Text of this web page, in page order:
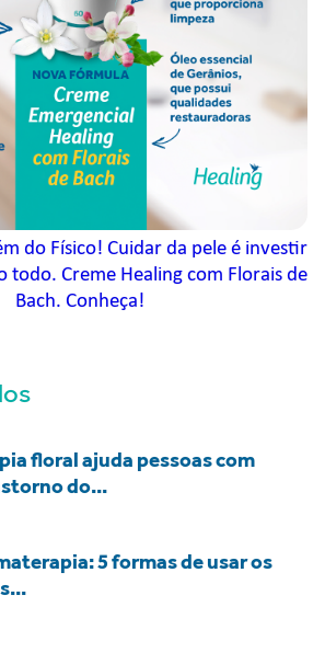
do Físico! Cuidar da pele é investir
todo. Creme Healing com Florais de
Bach. Conheça!
floral ajuda pessoas com
do...
5 formas de usar os